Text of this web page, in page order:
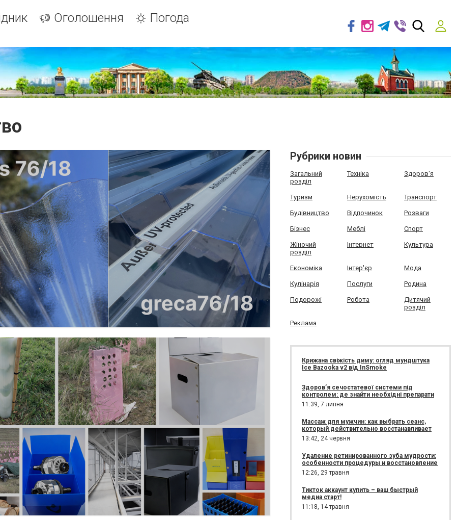
Мы расскажем вам о самых
интересных новостях
Луганщины и всей Украины
Просто подпишитесь и получайте свежие
новости на ваш гаджет
Запретить Разрешить
×
Оголошення Погода
Рубрики новин
Загальний
розділ
Техніка Здоров'я
Туризм Нерухомість Транспорт
Будівництво Відпочинок Розваги
Бізнес Меблі Спорт
Жіночий
розділ
Інтернет Культура
Економіка Інтер'єр Мода
Кулінарія Послуги Родина
Подорожі Робота
Дитячий
розділ
Реклама
Крижана свіжість диму: огляд мундштука
Ice Bazooka v2 від InSmoke
Здоров’я сечостатевої системи під
контролем: де знайти необхідні препарати
11:39, 7 липня
Массаж для мужчин: как выбрать сеанс,
который действительно восстанавливает
13:42, 24 червня
Удаление ретинированного зуба мудрости:
особенности процедуры и восстановление
12:26, 29 травня
Тикток аккаунт купить – ваш быстрый
медиа старт!
11:18, 14 травня